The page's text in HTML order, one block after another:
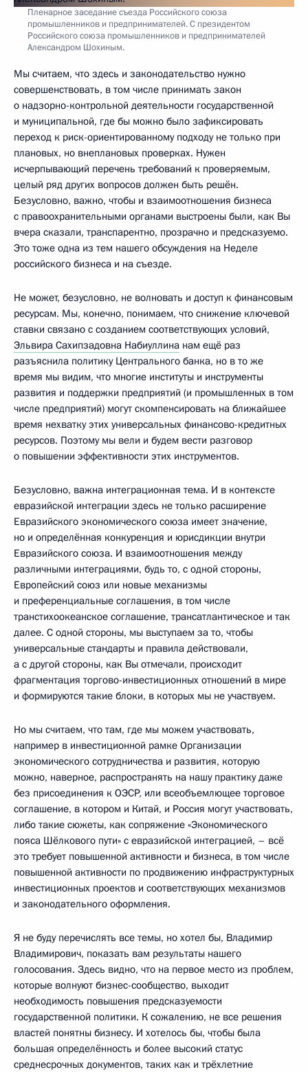
Пленарное заседание съезда Российского союза
промышленников и предпринимателей. С президентом
Российского союза промышленников и предпринимателей
Александром Шохиным.
Мы считаем, что здесь и законодательство нужно
совершенствовать, в том числе принимать закон
о надзорно-контрольной деятельности государственной
и муниципальной, где бы можно было зафиксировать
переход к риск-ориентированному подходу не только при
плановых, но внеплановых проверках. Нужен
исчерпывающий перечень требований к проверяемым,
целый ряд других вопросов должен быть решён.
Безусловно, важно, чтобы и взаимоотношения бизнеса
с правоохранительными органами выстроены были, как Вы
вчера сказали, транспарентно, прозрачно и предсказуемо.
Это тоже одна из тем нашего обсуждения на Неделе
российского бизнеса и на съезде.
Не может, безусловно, не волновать и доступ к финансовым
ресурсам. Мы, конечно, понимаем, что снижение ключевой
ставки связано с созданием соответствующих условий,
Эльвира Сахипзадовна Набиуллина нам ещё раз
разъяснила политику Центрального банка, но в то же
время мы видим, что многие институты и инструменты
развития и поддержки предприятий (и промышленных в том
числе предприятий) могут скомпенсировать на ближайшее
время нехватку этих универсальных финансово-кредитных
ресурсов. Поэтому мы вели и будем вести разговор
о повышении эффективности этих инструментов.
Безусловно, важна интеграционная тема. И в контексте
евразийской интеграции здесь не только расширение
Евразийского экономического союза имеет значение,
но и определённая конкуренция и юрисдикции внутри
Евразийского союза. И взаимоотношения между
различными интеграциями, будь то, с одной стороны,
Европейский союз или новые механизмы
и преференциальные соглашения, в том числе
транстихоокеанское соглашение, трансатлантическое и так
далее. С одной стороны, мы выступаем за то, чтобы
универсальные стандарты и правила действовали,
а с другой стороны, как Вы отмечали, происходит
фрагментация торгово-инвестиционных отношений в мире
и формируются такие блоки, в которых мы не участвуем.
Но мы считаем, что там, где мы можем участвовать,
например в инвестиционной рамке Организации
экономического сотрудничества и развития, которую
можно, наверное, распространять на нашу практику даже
без присоединения к ОЭСР, или всеобъемлющее торговое
соглашение, в котором и Китай, и Россия могут участвовать,
либо такие сюжеты, как сопряжение «Экономического
пояса Шёлкового пути» с евразийской интеграцией, – всё
это требует повышенной активности и бизнеса, в том числе
повышенной активности по продвижению инфраструктурных
инвестиционных проектов и соответствующих механизмов
и законодательного оформления.
Я не буду перечислять все темы, но хотел бы, Владимир
Владимирович, показать вам результаты нашего
голосования. Здесь видно, что на первое место из проблем,
которые волнуют бизнес-сообщество, выходит
необходимость повышения предсказуемости
государственной политики. К сожалению, не все решения
властей понятны бизнесу. И хотелось бы, чтобы была
большая определённость и более высокий статус
среднесрочных документов, таких как и трёхлетние